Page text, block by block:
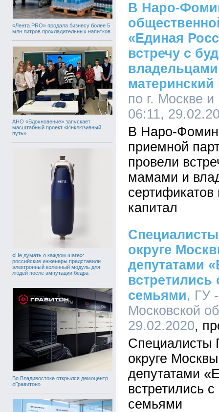
«Лента PRO» продала бизнесу более 5
млн литров прохладительных напитков
АНО «Вдохновение» запускает
масштабный проект «Инклюзивный
путь»
«Не думать о каждом шаге»:
российские инженеры представили
электронный коленный модуль для
людей после ампутации бедра
Во Владивостоке открылся демоцентр
«Гравитон»
В Наро-
«Единая
встречу с
материнский
по г. Москве
06:11,
В Наро-
приемной
провели
мамами и
капитал
округе
депутатами
семьями, ГУ
Московской
29.02.2020
Специалисты
округе
депутатами
встретились
семьями